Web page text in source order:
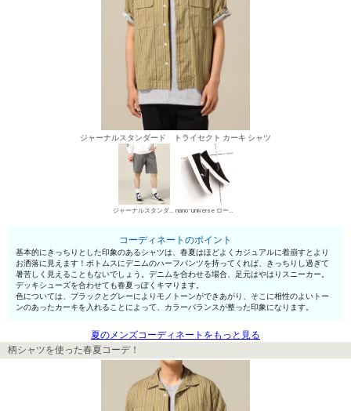
ジャーナルスタンダード トライセクト カーキ シャツ
ジャーナルスタンダード レリューム メンズ デニムパンツ・ジーンズ nano･universe ローカットスニーカー
コーディネートのポイント
基本的にきっちりとした印象のあるシャツは、春夏はほどよくカジュアルに着崩すとより
お洒落に見えます！ボトムスにデニムのハーフパンツを持ってくれば、きっちりし過ぎて
暑苦しく見えることもないでしょう。デニムを合わせる場合、足元はやはりスニーカー。
デッキシューズを合わせても春夏っぽくキマります。
色については、ブラックとグレーによりモノトーンができあがり、そこに相性のよいトー
ンのあったカーキを入れることによって、カラーバランスが整った印象になります。
夏のメンズコーディネートをもっと見る
柄シャツを使った春夏コーデ！